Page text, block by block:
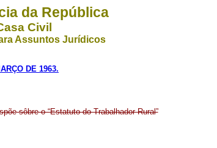
da República
Civil
Assuntos Jurídicos
DE 1963.
sôbre o “Estatuto do Trabalhador Rural”